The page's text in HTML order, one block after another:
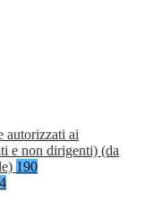
autorizzati ai
e non dirigenti) (da
190
4